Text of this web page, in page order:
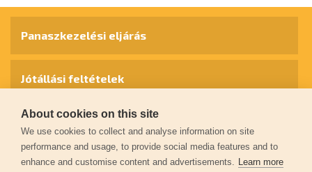
Panaszkezelési eljárás
Jótállási feltételek
Személyes adatok védelme
Kapcsolat
About cookies on this site
We use cookies to collect and analyse information on site
performance and usage, to provide social media features and to
enhance and customise content and advertisements. Learn more